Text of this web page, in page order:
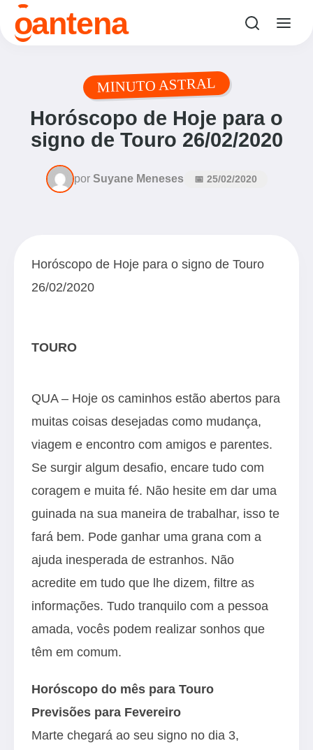
oantena
MINUTO ASTRAL
Horóscopo de Hoje para o
signo de Touro 26/02/2020
por Suyane Meneses 📅 25/02/2020
Horóscopo de Hoje para o signo de Touro
26/02/2020
TOURO
QUA – Hoje os caminhos estão abertos para
muitas coisas desejadas como mudança,
viagem e encontro com amigos e parentes.
Se surgir algum desafio, encare tudo com
coragem e muita fé. Não hesite em dar uma
guinada na sua maneira de trabalhar, isso te
fará bem. Pode ganhar uma grana com a
ajuda inesperada de estranhos. Não
acredite em tudo que lhe dizem, filtre as
informações. Tudo tranquilo com a pessoa
amada, vocês podem realizar sonhos que
têm em comum.
Horóscopo do mês para Touro
Previsões para Fevereiro
Marte chegará ao seu signo no dia 3,